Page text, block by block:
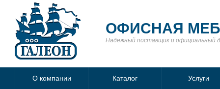
ОФИСНАЯ
Надежный поставщик и официальный
О компании Каталог Услуги